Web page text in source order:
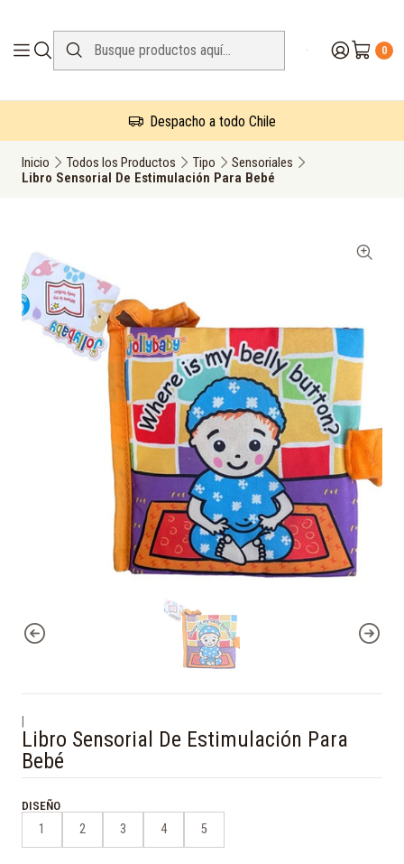
0
Despacho a todo Chile
Inicio Todos los Productos Tipo
Sensoriales
Libro Sensorial De Estimulación Para Bebé
Libro Sensorial De Estimulación Para
Bebé
DISEÑO
1 2 3 4 5